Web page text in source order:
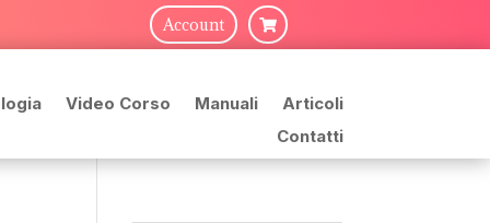
Account 
Video Corso Manuali
Articoli
Contatti